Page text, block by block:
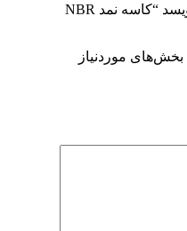
اولین کسی باشید که دیدگاهی می نویسد “کاسه نمد NBR
بخش‌های موردنیاز